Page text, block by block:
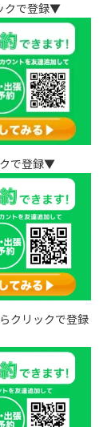
クで登録▼
で登録▼
クリックで登録